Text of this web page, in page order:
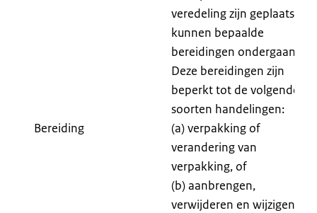
Bereiding
veredeling zijn geplaatst
kunnen bepaalde
bereidingen ondergaan.
Deze bereidingen zijn
beperkt tot de volgende
soorten handelingen:
(a) verpakking of
verandering van
verpakking, of
(b) aanbrengen,
verwijderen en wijzigen